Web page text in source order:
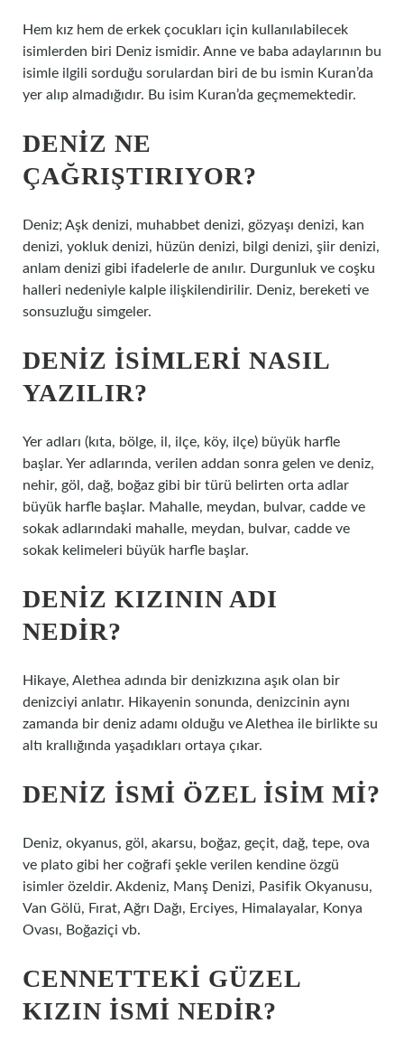
Hem kız hem de erkek çocukları için kullanılabilecek
isimlerden biri Deniz ismidir. Anne ve baba adaylarının bu
isimle ilgili sorduğu sorulardan biri de bu ismin Kuran’da
yer alıp almadığıdır. Bu isim Kuran’da geçmemektedir.
DENIZ NE
ÇAĞRIŞTIRIYOR?
Deniz; Aşk denizi, muhabbet denizi, gözyaşı denizi, kan
denizi, yokluk denizi, hüzün denizi, bilgi denizi, şiir denizi,
anlam denizi gibi ifadelerle de anılır. Durgunluk ve coşku
halleri nedeniyle kalple ilişkilendirilir. Deniz, bereketi ve
sonsuzluğu simgeler.
DENIZ ISIMLERI NASIL
YAZILIR?
Yer adları (kıta, bölge, il, ilçe, köy, ilçe) büyük harfle
başlar. Yer adlarında, verilen addan sonra gelen ve deniz,
nehir, göl, dağ, boğaz gibi bir türü belirten orta adlar
büyük harfle başlar. Mahalle, meydan, bulvar, cadde ve
sokak adlarındaki mahalle, meydan, bulvar, cadde ve
sokak kelimeleri büyük harfle başlar.
DENIZ KIZININ ADI
NEDIR?
Hikaye, Alethea adında bir denizkızına aşık olan bir
denizciyi anlatır. Hikayenin sonunda, denizcinin aynı
zamanda bir deniz adamı olduğu ve Alethea ile birlikte su
altı krallığında yaşadıkları ortaya çıkar.
DENIZ ISMI ÖZEL ISIM MI?
Deniz, okyanus, göl, akarsu, boğaz, geçit, dağ, tepe, ova
ve plato gibi her coğrafi şekle verilen kendine özgü
isimler özeldir. Akdeniz, Manş Denizi, Pasifik Okyanusu,
Van Gölü, Fırat, Ağrı Dağı, Erciyes, Himalayalar, Konya
Ovası, Boğaziçi vb.
CENNETTEKI GÜZEL
KIZIN ISMI NEDIR?